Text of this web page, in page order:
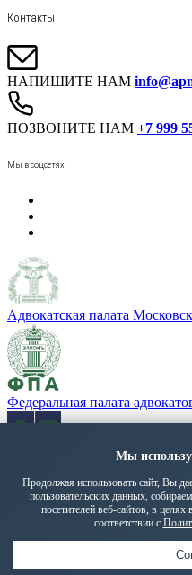
Контакты
НАПИШИТЕ НАМ
ПОЗВОНИТЕ НАМ +7 999
Мы в соцсетях
Адвокатская палата
Федеральная палата
«Адвокатская газета» -
Политика обработки
© 2026 ПМГА. Все права
Срочный выезд
Контакты
Мы
Продолжая использовать сайт, Вы
пользовательских данных,
посетителей веб-сайтов, в целях
соответствии с